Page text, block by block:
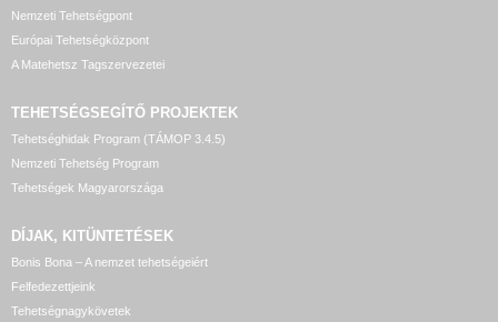
Nemzeti Tehetségpont
Európai Tehetségközpont
A Matehetsz Tagszervezetei
TEHETSÉGSEGÍTŐ PROJEKTEK
Tehetséghidak Program (TÁMOP 3.4.5)
Nemzeti Tehetség Program
Tehetségek Magyarországa
DÍJAK, KITÜNTETÉSEK
Bonis Bona – A nemzet tehetségeiért
Felfedezettjeink
Tehetségnagykövetek